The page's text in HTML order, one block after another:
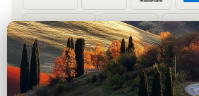
Vorkasse